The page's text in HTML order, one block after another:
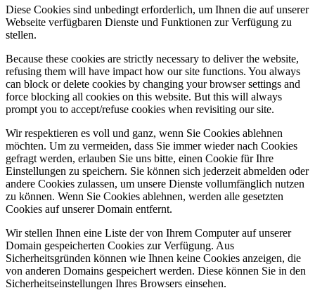
Diese Cookies sind unbedingt erforderlich, um Ihnen die auf unserer
Webseite verfügbaren Dienste und Funktionen zur Verfügung zu
stellen.
Because these cookies are strictly necessary to deliver the website,
refusing them will have impact how our site functions. You always
can block or delete cookies by changing your browser settings and
force blocking all cookies on this website. But this will always
prompt you to accept/refuse cookies when revisiting our site.
Wir respektieren es voll und ganz, wenn Sie Cookies ablehnen
möchten. Um zu vermeiden, dass Sie immer wieder nach Cookies
gefragt werden, erlauben Sie uns bitte, einen Cookie für Ihre
Einstellungen zu speichern. Sie können sich jederzeit abmelden oder
andere Cookies zulassen, um unsere Dienste vollumfänglich nutzen
zu können. Wenn Sie Cookies ablehnen, werden alle gesetzten
Cookies auf unserer Domain entfernt.
Wir stellen Ihnen eine Liste der von Ihrem Computer auf unserer
Domain gespeicherten Cookies zur Verfügung. Aus
Sicherheitsgründen können wie Ihnen keine Cookies anzeigen, die
von anderen Domains gespeichert werden. Diese können Sie in den
Sicherheitseinstellungen Ihres Browsers einsehen.